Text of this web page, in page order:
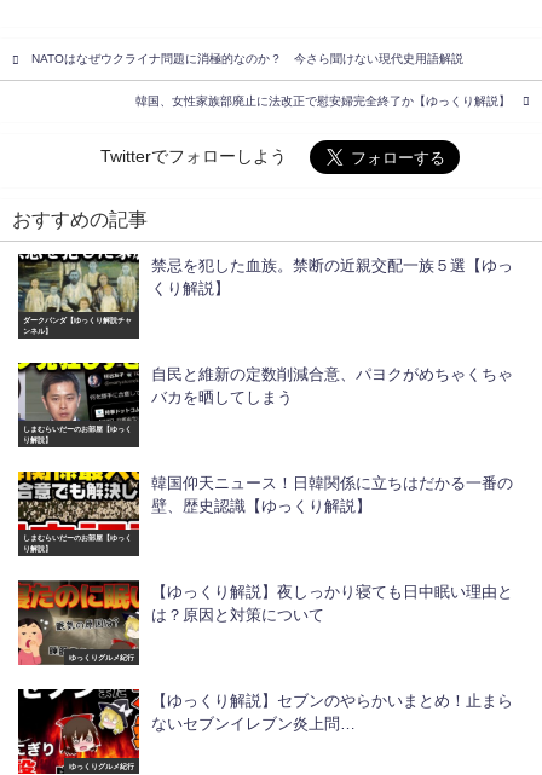
NATOはなぜウクライナ問題に消極的なのか？ 今さら聞けない現代史用語解説
韓国、女性家族部廃止に法改正で慰安婦完全終了か【ゆっくり解説】
Twitterでフォローしよう
おすすめの記事
ダークパンダ【ゆっくり解説チャ
ンネル】
禁忌を犯した血族。禁断の近親交配一族５選【ゆっ
くり解説】
しまむらいだーのお部屋【ゆっく
り解説】
自民と維新の定数削減合意、パヨクがめちゃくちゃ
バカを晒してしまう
しまむらいだーのお部屋【ゆっく
り解説】
韓国仰天ニュース！日韓関係に立ちはだかる一番の
壁、歴史認識【ゆっくり解説】
ゆっくりグルメ紀行
【ゆっくり解説】夜しっかり寝ても日中眠い理由と
は？原因と対策について
ゆっくりグルメ紀行
【ゆっくり解説】セブンのやらかいまとめ！止まら
ないセブンイレブン炎上問…